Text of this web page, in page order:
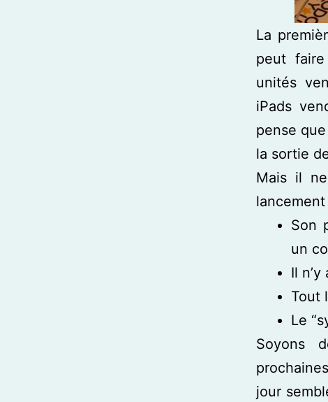
La
peut
unités
iPads
pense
la sortie
Mais il
lancement
Son
un
Il
Tout
Le
Soyons
jour